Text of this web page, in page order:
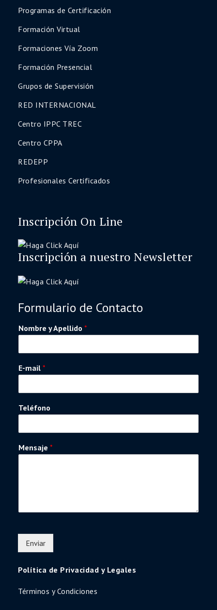
Programas de Certificación
Formación Virtual
Formaciones Vía Zoom
Formación Presencial
Grupos de Supervisión
RED INTERNACIONAL
Centro IPPC TREC
Centro CPPA
REDEPP
Profesionales Certificados
Inscripción On Line
Inscripción a nuestro Newsletter
Formulario de Contacto
Nombre y Apellido*
E-mail*
Teléfono
Mensaje*
Enviar
Política de Privacidad y Legales
Términos y Condiciones